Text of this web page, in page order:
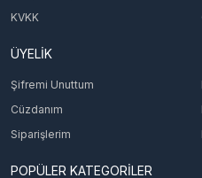
KVKK
ÜYELİK
Şifremi Unuttum
Cüzdanım
Siparişlerim
POPÜLER KATEGORİLER